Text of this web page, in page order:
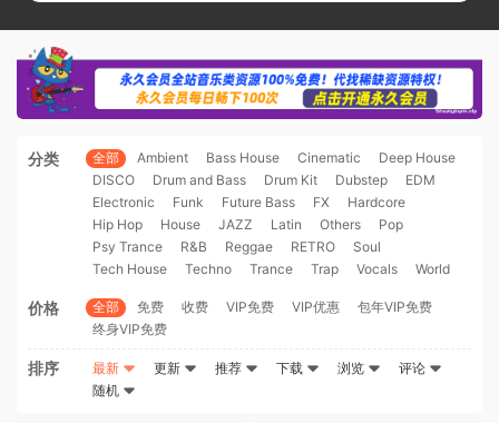
分类 全部 Ambient Bass House Cinematic
Deep House
DISCO
Drum and Bass Drum Kit Dubstep
EDM
Electronic
Funk Future Bass FX
Hardcore
Hip Hop
House JAZZ Latin Others
Pop
Psy Trance
R&B Reggae RETRO
Soul
Tech House
Techno Trance Trap Vocals World
价格 全部 免费 收费 VIP免费 VIP优惠
包年VIP免费
终身VIP免费
排序 最新 更新 推荐 下载 浏览
评论
随机